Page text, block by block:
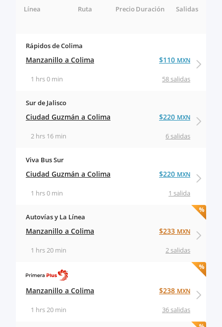
Línea Ruta Salidas
Duración
Precio
Rápidos de Colima
Manzanillo a Colima
58 salidas
1 hrs 0 min
$110 MXN
Sur de Jalisco
Ciudad Guzmán a Colima
6 salidas
2 hrs 16 min
$220 MXN
Viva Bus Sur
Ciudad Guzmán a Colima
1 salida
1 hrs 0 min
$220 MXN
Autovías y La Línea
Manzanillo a Colima
2 salidas
1 hrs 20 min
$233 MXN
Manzanillo a Colima
36 salidas
1 hrs 20 min
$238 MXN